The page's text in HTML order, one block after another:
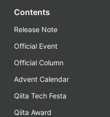
Contents
Release Note
Official Event
Official Column
Advent Calendar
Qiita Tech Festa
Qiita Award